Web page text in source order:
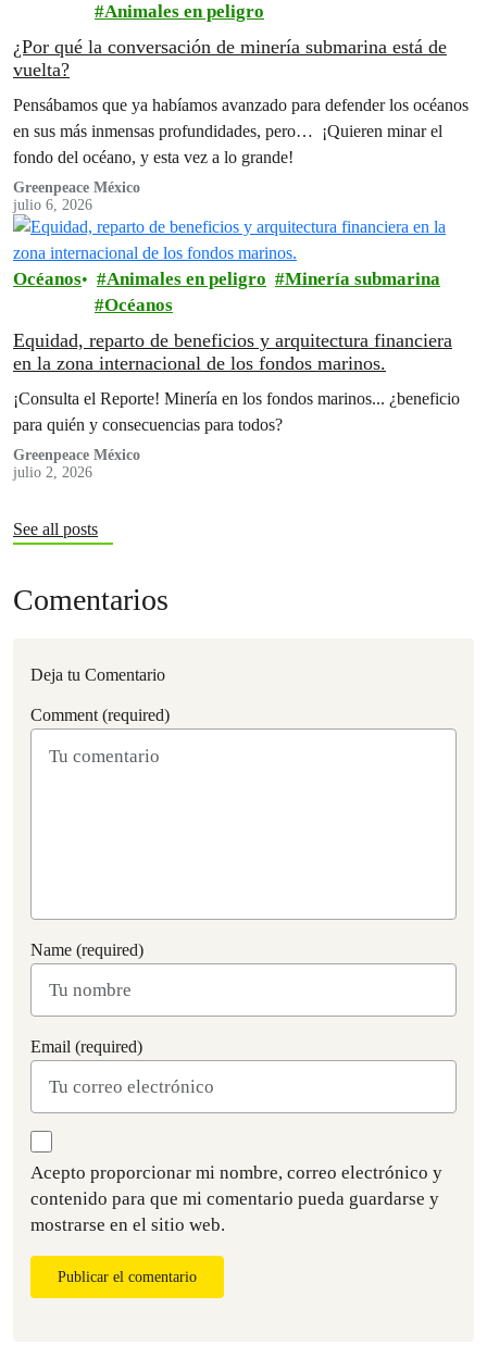
Animales en peligro
¿Por qué la conversación de minería submarina está de
vuelta?
Pensábamos que ya habíamos avanzado para defender los océanos
en sus más inmensas profundidades, pero… ¡Quieren minar el
fondo del océano, y esta vez a lo grande!
Greenpeace México
julio 6, 2026
Océanos Animales en peligro
Minería submarina
Océanos
Equidad, reparto de beneficios y arquitectura financiera
en la zona internacional de los fondos marinos.
¡Consulta el Reporte! Minería en los fondos marinos... ¿beneficio
para quién y consecuencias para todos?
Greenpeace México
julio 2, 2026
See all posts
Comentarios
Deja tu Comentario
Comment (required)
Name (required)
Email (required)
Acepto proporcionar mi nombre, correo electrónico y
contenido para que mi comentario pueda guardarse y
mostrarse en el sitio web.
Publicar el comentario